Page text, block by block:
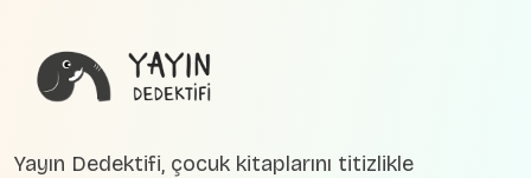
Yayın Dedektifi, çocuk kitaplarını titizlikle